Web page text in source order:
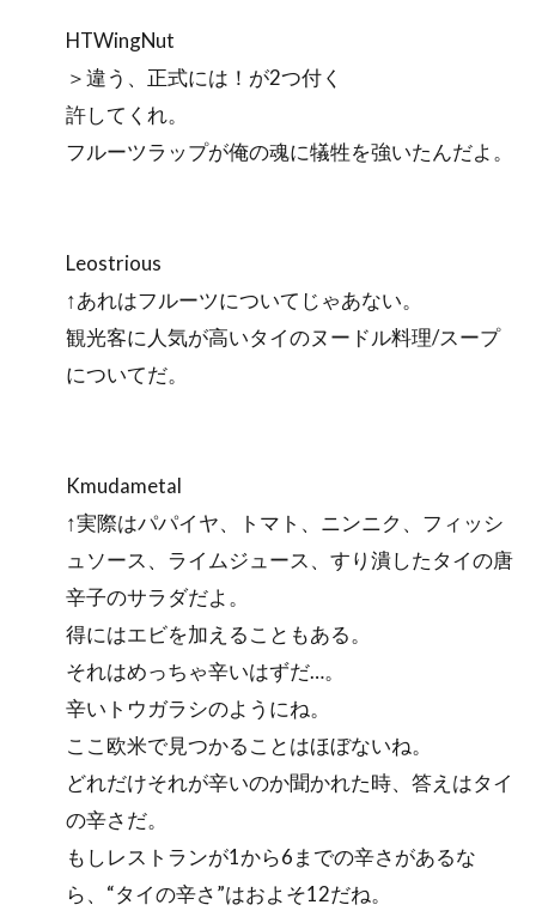
HTWingNut
＞違う、正式には！が2つ付く
許してくれ。
フルーツラップが俺の魂に犠牲を強いたんだよ。
Leostrious
↑あれはフルーツについてじゃあない。
観光客に人気が高いタイのヌードル料理/スープ
についてだ。
Kmudametal
↑実際はパパイヤ、トマト、ニンニク、フィッシ
ュソース、ライムジュース、すり潰したタイの唐
辛子のサラダだよ。
得にはエビを加えることもある。
それはめっちゃ辛いはずだ…。
辛いトウガラシのようにね。
ここ欧米で見つかることはほぼないね。
どれだけそれが辛いのか聞かれた時、答えはタイ
の辛さだ。
もしレストランが1から6までの辛さがあるな
ら、“タイの辛さ”はおよそ12だね。